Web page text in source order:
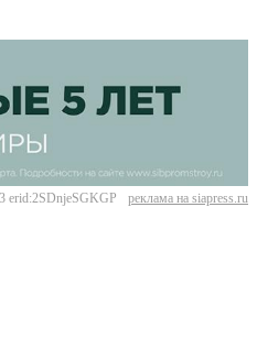
реклама на siapress.ru